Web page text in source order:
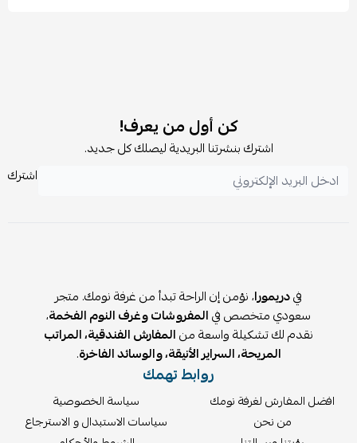
هل الطقم مناسب كهدية؟
نعم، يأتي بتغليف أنيق ومثالي كهدية للأمهات الجدد.
هل الفراش قابل للفصل والغسل؟
نعم، جميع القطع قابلة للغسيل وسهلة التنظيف.
كن أول من يعرف!
اشترك بنشرتنا البريدية ليصلك كل جديد.
اشترك
فيدريمورا، نؤمن إن الراحة تبدأ من غرفة نومك. متجر
سعودي متخصص فيالمفروشات وغرف النوم الفخمة،
نقدم لك تشكيلة واسعة منالمفارش الفندقية، المراتب
المريحة، السراير الأنيقة، والوسائد الفاخرة.
روابط تهمك
افضل المفارش لغرفة نومك
من نحن
سياسة الخصوصية
سياسات الاستبدال و الاسترجاع